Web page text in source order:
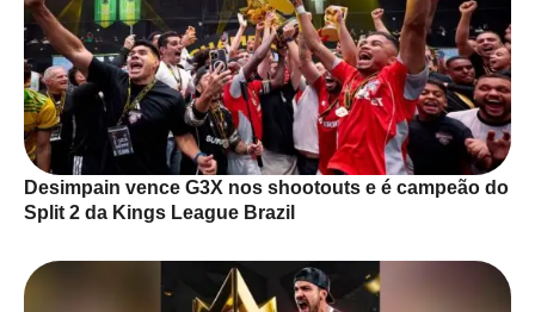
Desimpain vence G3X nos shootouts e é campeão do
Split 2 da Kings League Brazil